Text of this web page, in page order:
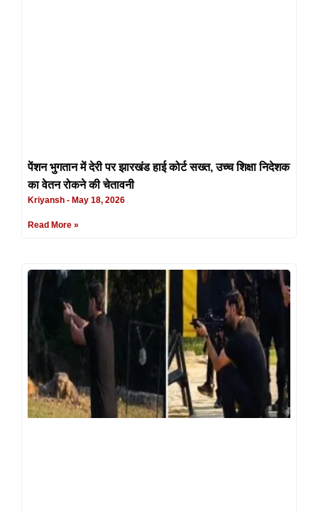
पेंशन भुगतान में देरी पर झारखंड हाई कोर्ट सख्त, उच्च शिक्षा निदेशक
का वेतन रोकने की चेतावनी
Kriyansh May 18, 2026
Read More »